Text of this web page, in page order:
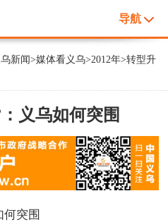
导航
乌新闻>媒体看义乌>2012年>转型升
义乌如何突围
突围